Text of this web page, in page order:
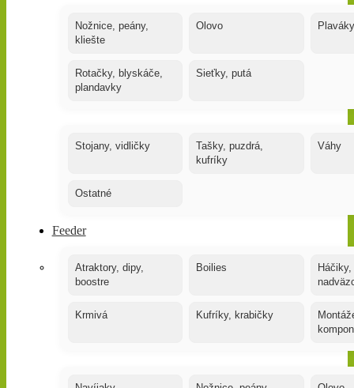
Nožnice, peány,
kliešte
Olovo Plaváky
Rotačky, blyskáče,
plandavky
Sieťky, putá
Stojany, vidličky
Tašky, puzdrá,
kufríky
Váhy
Ostatné
Feeder
Atraktory, dipy,
boostre
Boilies
Krmivá Kufríky, krabičky